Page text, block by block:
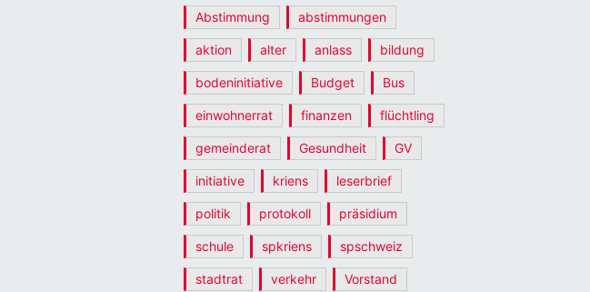
Abstimmung abstimmungen
aktion alter anlass bildung
bodeninitiative Budget Bus
einwohnerrat finanzen flüchtling
gemeinderat Gesundheit GV
initiative kriens leserbrief
politik protokoll präsidium
schule spkriens spschweiz
stadtrat verkehr Vorstand